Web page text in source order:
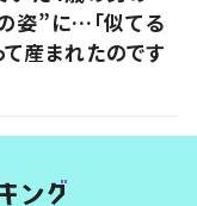
姿”に…「似てる
て産まれたのです